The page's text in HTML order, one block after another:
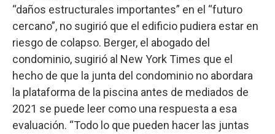
“daños estructurales importantes” en el “futuro
cercano”, no sugirió que el edificio pudiera estar en
riesgo de colapso. Berger, el abogado del
condominio, sugirió al New York Times que el
hecho de que la junta del condominio no abordara
la plataforma de la piscina antes de mediados de
2021 se puede leer como una respuesta a esa
evaluación. “Todo lo que pueden hacer las juntas